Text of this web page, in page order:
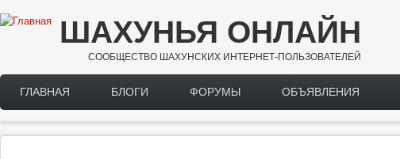
Перейти к основному содержанию
ШАХУНЬЯ ОНЛАЙН
СООБЩЕСТВО ШАХУНСКИХ ИНТЕРНЕТ-ПОЛЬЗОВАТЕЛЕЙ
Main menu
ГЛАВНАЯ БЛОГИ ФОРУМЫ ОБЪЯВЛЕНИЯ